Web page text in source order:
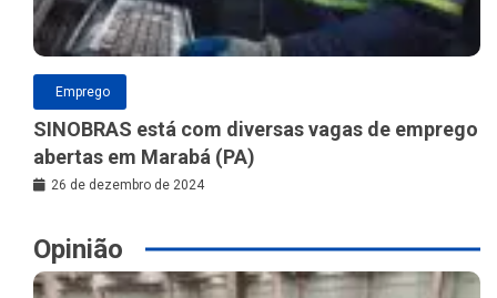
Emprego
SINOBRAS está com diversas vagas de emprego
abertas em Marabá (PA)
26 de dezembro de 2024
Opinião